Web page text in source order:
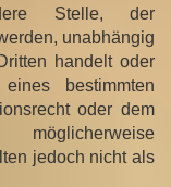
Stelle, der
unabhängig
handelt oder
bestimmten
oder dem
jedoch nicht als